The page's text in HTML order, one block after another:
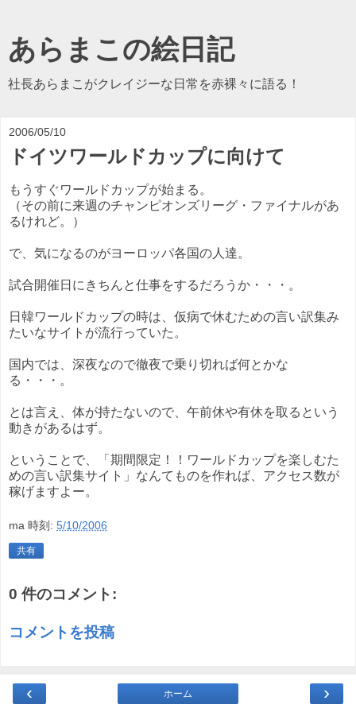
あらまこの絵日記
社長あらまこがクレイジーな日常を赤裸々に語る！
2006/05/10
ドイツワールドカップに向けて
もうすぐワールドカップが始まる。
（その前に来週のチャンピオンズリーグ・ファイナルがあ
るけれど。）
で、気になるのがヨーロッパ各国の人達。
試合開催日にきちんと仕事をするだろうか・・・。
日韓ワールドカップの時は、仮病で休むための言い訳集み
たいなサイトが流行っていた。
国内では、深夜なので徹夜で乗り切れば何とかな
る・・・。
とは言え、体が持たないので、午前休や有休を取るという
動きがあるはず。
ということで、「期間限定！！ワールドカップを楽しむた
めの言い訳集サイト」なんてものを作れば、アクセス数が
稼げますよー。
ma 時刻: 5/10/2006
共有
0 件のコメント:
コメントを投稿
‹ ›
ホーム